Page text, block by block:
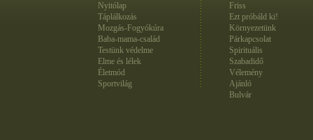
Nyitólap
Táplálkozás
Mozgás-Fogyókúra
Baba-mama-család
Testünk védelme
Elme és lélek
Életmód
Sportvilág
Friss
Ezt próbáld ki!
Környezetünk
Párkapcsolat
Spirituális
Szabadidő
Vélemény
Ajánló
Bulvár